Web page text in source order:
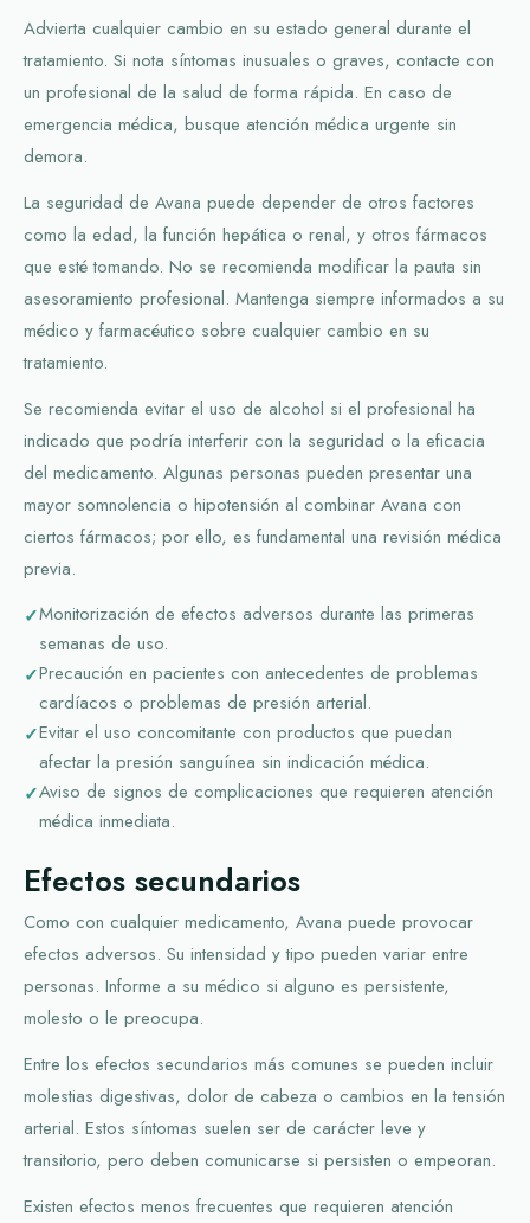
Advierta cualquier cambio en su estado general durante el
tratamiento. Si nota síntomas inusuales o graves, contacte con
un profesional de la salud de forma rápida. En caso de
emergencia médica, busque atención médica urgente sin
demora.
La seguridad de Avana puede depender de otros factores
como la edad, la función hepática o renal, y otros fármacos
que esté tomando. No se recomienda modificar la pauta sin
asesoramiento profesional. Mantenga siempre informados a su
médico y farmacéutico sobre cualquier cambio en su
tratamiento.
Se recomienda evitar el uso de alcohol si el profesional ha
indicado que podría interferir con la seguridad o la eficacia
del medicamento. Algunas personas pueden presentar una
mayor somnolencia o hipotensión al combinar Avana con
ciertos fármacos; por ello, es fundamental una revisión médica
previa.
Monitorización de efectos adversos durante las primeras
semanas de uso.
Precaución en pacientes con antecedentes de problemas
cardíacos o problemas de presión arterial.
Evitar el uso concomitante con productos que puedan
afectar la presión sanguínea sin indicación médica.
Aviso de signos de complicaciones que requieren atención
médica inmediata.
Efectos secundarios
Como con cualquier medicamento, Avana puede provocar
efectos adversos. Su intensidad y tipo pueden variar entre
personas. Informe a su médico si alguno es persistente,
molesto o le preocupa.
Entre los efectos secundarios más comunes se pueden incluir
molestias digestivas, dolor de cabeza o cambios en la tensión
arterial. Estos síntomas suelen ser de carácter leve y
transitorio, pero deben comunicarse si persisten o empeoran.
Existen efectos menos frecuentes que requieren atención